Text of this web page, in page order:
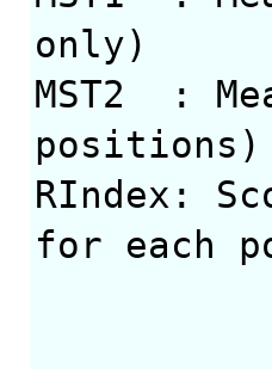
only)
MST2 :
positions)
RIndex:
for each